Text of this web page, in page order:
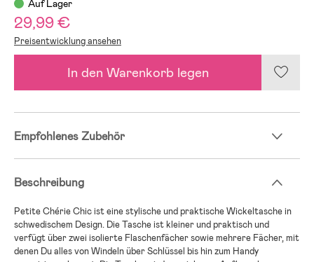
Auf Lager
29,99 €
Preisentwicklung ansehen
In den Warenkorb legen
Empfohlenes Zubehör
Beschreibung
Petite Chérie Chic ist eine stylische und praktische Wickeltasche in
schwedischem Design. Die Tasche ist kleiner und praktisch und
verfügt über zwei isolierte Flaschenfächer sowie mehrere Fächer, mit
denen Du alles von Windeln über Schlüssel bis hin zum Handy